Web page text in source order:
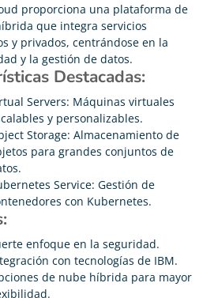
proporciona una plataforma de
que integra servicios
y privados, centrándose en la
y la gestión de datos.
Destacadas:
Servers: Máquinas virtuales
y personalizables.
Storage: Almacenamiento de
para grandes conjuntos de
Service: Gestión de
con Kubernetes.
enfoque en la seguridad.
con tecnologías de IBM.
de nube híbrida para mayor